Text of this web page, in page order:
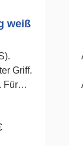
weiß
Griff.
Für